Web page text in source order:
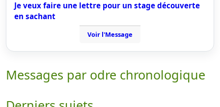
Je veux faire une lettre pour un stage découverte
en sachant
Voir l'Message
Messages par odre chronologique